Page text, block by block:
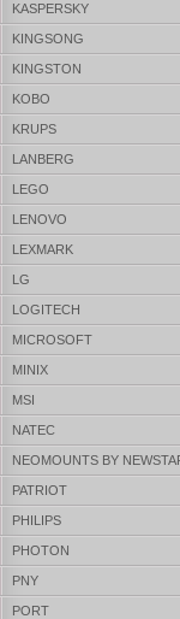
KASPERSKY
KINGSONG
KINGSTON
KOBO
KRUPS
LANBERG
LEGO
LENOVO
LEXMARK
LG
LOGITECH
MICROSOFT
MINIX
MSI
NATEC
NEOMOUNTS BY
PATRIOT
PHILIPS
PHOTON
PNY
PORT